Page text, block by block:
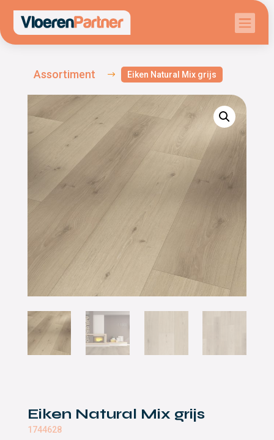

Assortiment $ Eiken Natural Mix grijs
Eiken Natural Mix grijs
1744628